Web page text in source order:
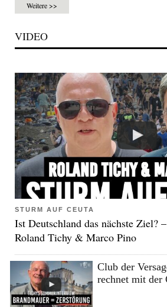
Weitere >>
VIDEO
STURM AUF CEUTA
Ist Deutschland das nächste Ziel?
Roland Tichy & Marco Pino
Club der
rechnet mit der